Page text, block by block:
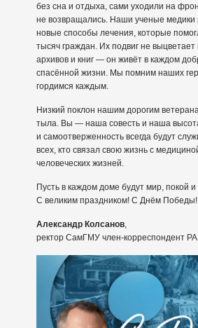
без сна и отдыха, сами уходили на
не возвращались. Наши ученые медики
новые способы лечения, которые
тысяч граждан. Их подвиг не выцветает
архивов и книг — он живёт в каждом
спасённой жизни. Мы помним наших
гордимся каждым.
Низкий поклон нашим дорогим
тыла. Вы — наша совесть и наша
и самоотверженность всегда будут
всех, кто связал свою жизнь с
человеческих жизней.
Пусть в каждом доме будут мир, покой и
С великим праздником! С Днём Победы!
Александр Колсанов,
ректор СамГМУ член-корреспондент